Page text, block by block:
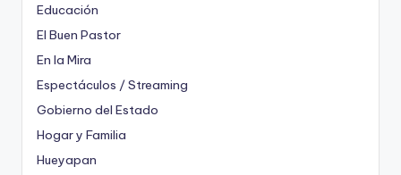
Educación
El Buen Pastor
En la Mira
Espectáculos / Streaming
Gobierno del Estado
Hogar y Familia
Hueyapan